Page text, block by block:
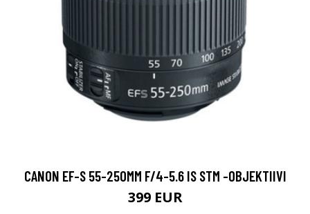
CANON EF-S 55-250MM F/4-5.6 IS STM -OBJEKTIIVI
399 EUR